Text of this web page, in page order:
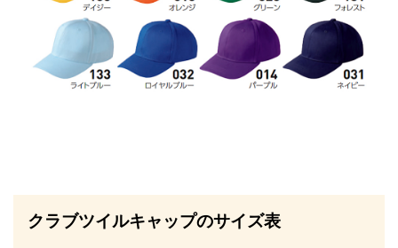
クラブツイルキャップのサイズ表